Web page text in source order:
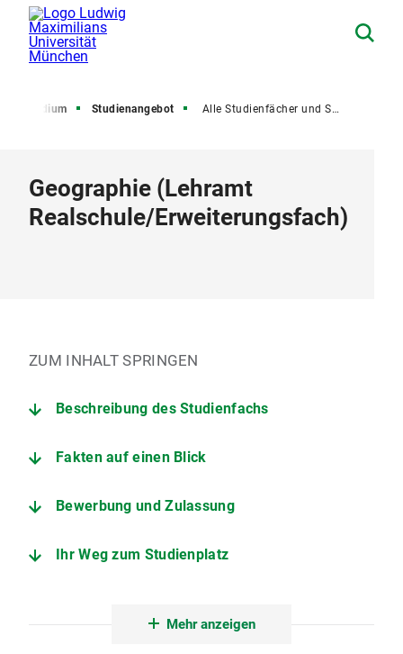
Studium Studienangebot Alle Studienfächer und Studiengänge
Geographie (Lehramt
Realschule/Erweiterungsfach)
ZUM INHALT SPRINGEN
Beschreibung des Studienfachs
Fakten auf einen Blick
Bewerbung und Zulassung
Ihr Weg zum Studienplatz
Mehr anzeigen